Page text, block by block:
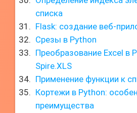
списка
Flask: создание веб-
Срезы в Python
Преобразование Excel в
Spire.XLS
Применение функции к
Кортежи в Python:
преимущества